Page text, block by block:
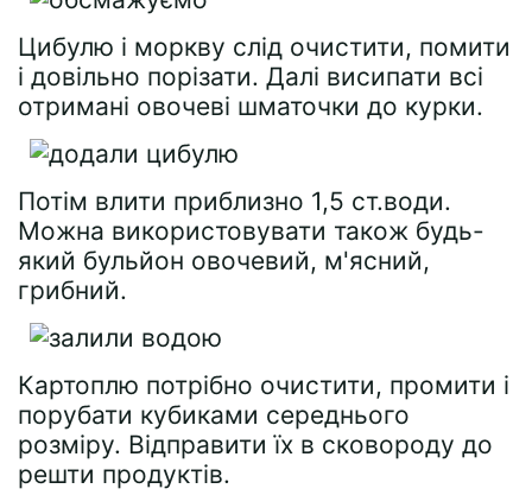
Цибулю і моркву слід очистити, помити
і довільно порізати. Далі висипати всі
отримані овочеві шматочки до курки.
Потім влити приблизно 1,5 ст.води.
Можна використовувати також будь-
який бульйон овочевий, м'ясний,
грибний.
Картоплю потрібно очистити, промити і
порубати кубиками середнього
розміру. Відправити їх в сковороду до
решти продуктів.